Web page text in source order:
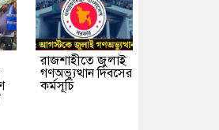
রাজশাহীতে জুলাই
গণঅভ্যুত্থান দিবসের
কর্মসূচি